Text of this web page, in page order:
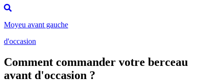
Moyeu avant gauche
d'occasion
Comment commander votre berceau
avant d'occasion ?